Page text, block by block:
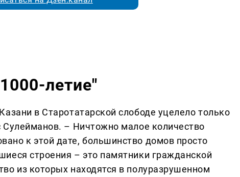
летие"
в Старотатарской слободе уцелело только
Сулейманов. – Ничтожно малое количество
к этой дате, большинство домов просто
строения – это памятники гражданской
из которых находятся в полуразрушенном